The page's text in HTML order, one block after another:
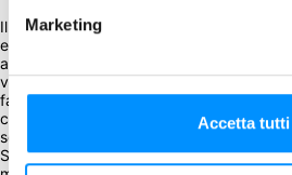
Marketing
Accetta tutti
Il nuovo tirocinante trema davanti al CEO
educatamente che…"Come si fa a dire
abbastanza personale? Il direttore delle
voi. Assumete più persone!
facciate, non pagare loro alcun salario
commercio per diventare povero.
solo costando soldi. D'ora in poi,
Stessa merda, il doppio del prezzo. Fai